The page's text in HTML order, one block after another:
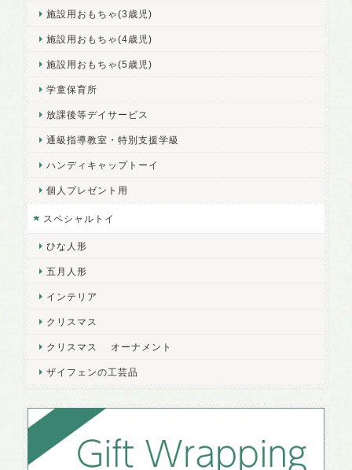
施設用おもちゃ(3歳児)
施設用おもちゃ(4歳児)
施設用おもちゃ(5歳児)
学童保育所
放課後等デイサービス
通級指導教室・特別支援学級
ハンディキャップトーイ
個人プレゼント用
スペシャルトイ
ひな人形
五月人形
インテリア
クリスマス
クリスマス オーナメント
ザイフェンの工芸品